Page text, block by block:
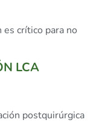
crítico para no
LCA
postquirúrgica